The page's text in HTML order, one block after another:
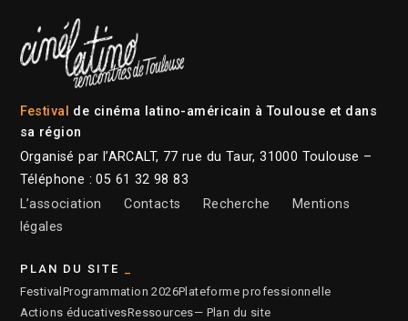
Festival de cinéma latino-américain à Toulouse et dans
sa région
Organisé par l’ARCALT, 77 rue du Taur, 31000 Toulouse –
Téléphone : 05 61 32 98 83
L’association
Contacts Recherche
Mentions
légales
PLAN DU SITE
Festival Programmation 2026Plateforme professionnelle
Actions éducativesRessources— Plan du site